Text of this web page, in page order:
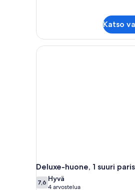
Katso
Deluxe-huone, 1 suuri
7,67,6 kautta 10
Hyvä
4 arvostelua
(4